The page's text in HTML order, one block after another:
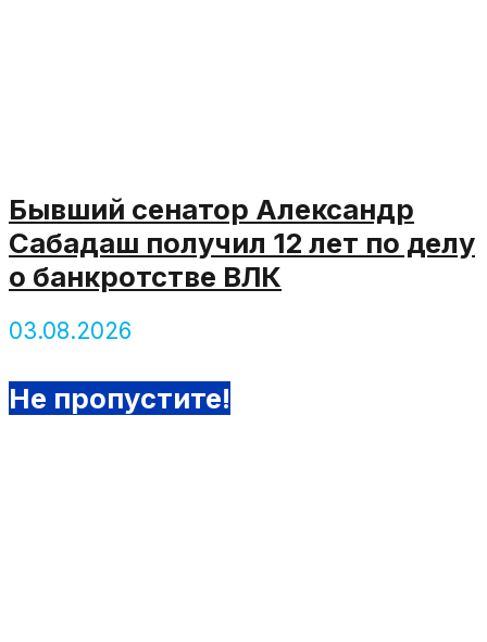
Бывший сенатор Александр
Сабадаш получил 12 лет по делу
о банкротстве ВЛК
03.08.2026
Не пропустите!